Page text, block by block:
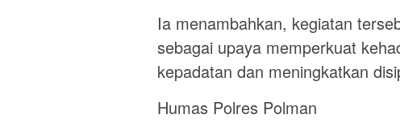
Ia menambahkan, kegiatan
sebagai upaya memperkuat
kepadatan dan meningkatkan
Humas Polres Polman